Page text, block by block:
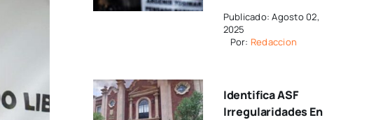
Publicado: Agosto 02,
2025
Por: Redaccion
Identifica ASF
Irregularidades En